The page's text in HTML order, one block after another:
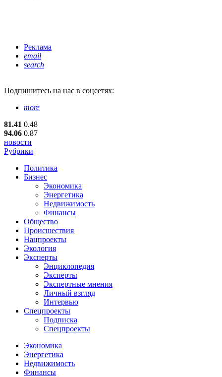
Реклама
email
search
Подпишитесь на нас в соцсетях:
more
81.41 0.48
94.06 0.87
новости
Рубрики
Политика
Бизнес
Экономика
Энергетика
Недвижимость
Финансы
Общество
Происшествия
Нацпроекты
Экология
Эксперты
Энциклопедия
Эксперты
Экспертные мнения
Личный взгляд
Интервью
Спецпроекты
Подписка
Спецпроекты
Экономика
Энергетика
Недвижимость
Финансы